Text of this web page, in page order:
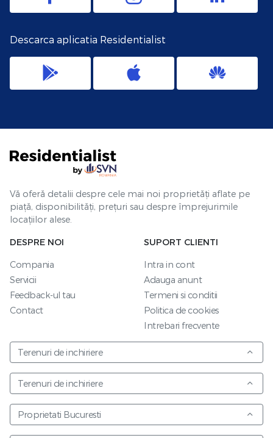
Descarca aplicatia Residentialist
Vă oferă detalii despre cele mai noi proprietăți aflate pe
piață, disponibilități, prețuri sau despre împrejurimile
locațiilor alese.
DESPRE NOI
Compania
Servicii
Feedback-ul tau
Contact
SUPORT CLIENTI
Intra in cont
Adauga anunt
Termeni si conditii
Politica de cookies
Intrebari frecvente
Terenuri de inchiriere
Terenuri de inchiriere
Proprietati Bucuresti